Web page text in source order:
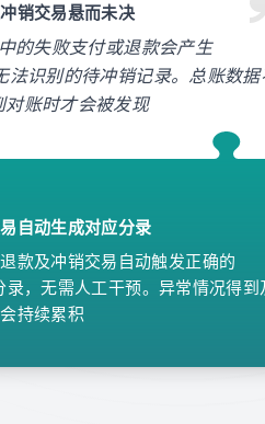
销交易悬而未决
的失败支付或退款会产生
识别的待冲销记录。总账数据
对账时才会被发现
自动生成对应分录
款及冲销交易自动触发正确的
，无需人工干预。异常情况得到
持续累积